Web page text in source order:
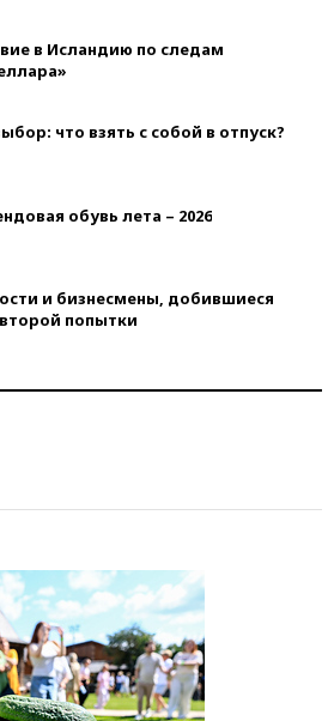
в Исландию по следам
что взять с собой в отпуск?
обувь лета – 2026
и бизнесмены, добившиеся
попытки